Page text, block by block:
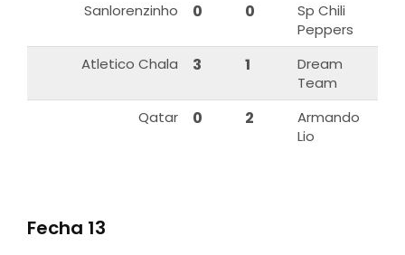
Sanlorenzinho
0 0
Sp Chili
Peppers
Atletico Chala
3 1
Dream
Team
Qatar
0 2
Armando
Lio
Fecha 13